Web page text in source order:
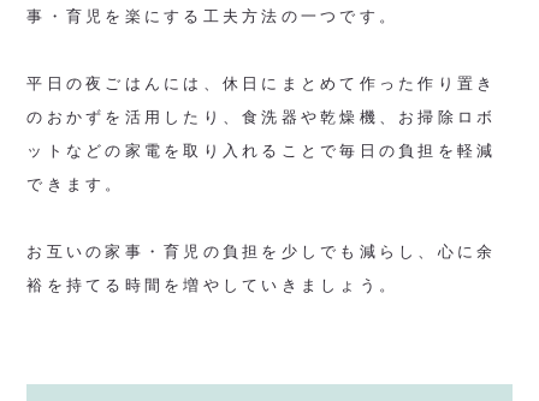
事・育児を楽にする工夫方法の一つです。
平日の夜ごはんには、休日にまとめて作った作り置き
のおかずを活用したり、食洗器や乾燥機、お掃除ロボ
ットなどの家電を取り入れることで毎日の負担を軽減
できます。
お互いの家事・育児の負担を少しでも減らし、心に余
裕を持てる時間を増やしていきましょう。